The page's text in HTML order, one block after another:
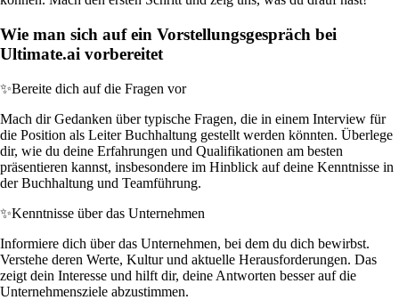
Wie man sich auf ein Vorstellungsgespräch bei
Ultimate.ai vorbereitet
✨Bereite dich auf die Fragen vor
Mach dir Gedanken über typische Fragen, die in einem Interview für
die Position als Leiter Buchhaltung gestellt werden könnten. Überlege
dir, wie du deine Erfahrungen und Qualifikationen am besten
präsentieren kannst, insbesondere im Hinblick auf deine Kenntnisse in
der Buchhaltung und Teamführung.
✨Kenntnisse über das Unternehmen
Informiere dich über das Unternehmen, bei dem du dich bewirbst.
Verstehe deren Werte, Kultur und aktuelle Herausforderungen. Das
zeigt dein Interesse und hilft dir, deine Antworten besser auf die
Unternehmensziele abzustimmen.